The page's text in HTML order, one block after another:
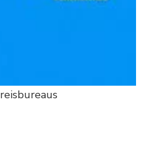
reisbureaus